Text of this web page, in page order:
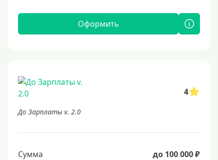
Оформить
4
До Зарплаты v. 2.0
Сумма
до 100 000 ₽